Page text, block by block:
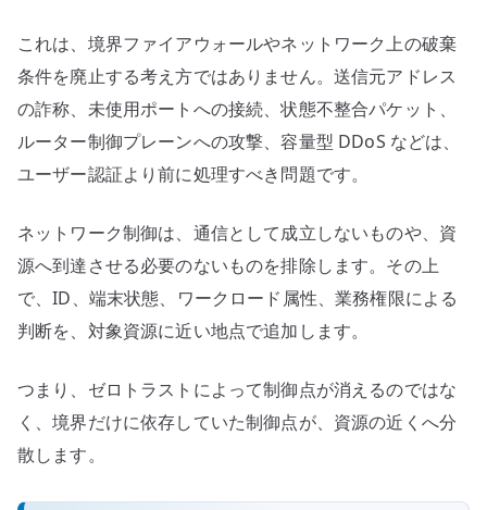
これは、境界ファイアウォールやネットワーク上の破棄
条件を廃止する考え方ではありません。送信元アドレス
の詐称、未使用ポートへの接続、状態不整合パケット、
ルーター制御プレーンへの攻撃、容量型 DDoS などは、
ユーザー認証より前に処理すべき問題です。
ネットワーク制御は、通信として成立しないものや、資
源へ到達させる必要のないものを排除します。その上
で、ID、端末状態、ワークロード属性、業務権限による
判断を、対象資源に近い地点で追加します。
つまり、ゼロトラストによって制御点が消えるのではな
く、境界だけに依存していた制御点が、資源の近くへ分
散します。